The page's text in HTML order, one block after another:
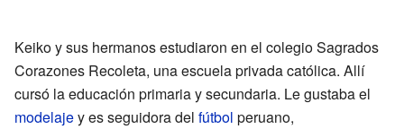
Keiko y sus hermanos estudiaron en el colegio Sagrados
Corazones Recoleta, una escuela privada católica. Allí
cursó la educación primaria y secundaria. Le gustaba el
modelajey es seguidora del fútbol peruano,